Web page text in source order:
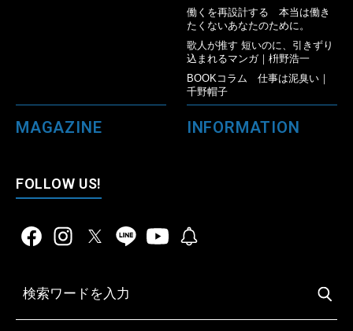
働くを再設計する 本当は働き
たくないあなたのために。
歌人が推す 短いのに、引きずり
込まれるマンガ｜枡野浩一
BOOKコラム 仕事は泥臭い｜
千野帽子
MAGAZINE INFORMATION
FOLLOW US!